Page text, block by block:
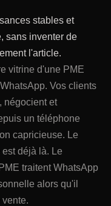
stables et
sans inventer de
l'article.
vitrine d'une PME
Vos clients
négocient et
un téléphone
capricieuse. Le
déjà là. Le
traitent WhatsApp
alors qu'il